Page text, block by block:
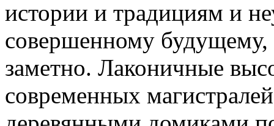
истории и традициям и
совершенному будущему,
заметно. Лаконичные
современных